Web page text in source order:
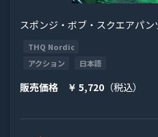
スポンジ・ボブ・スクエアパン
THQ Nordic
アクション
日本語
販売価格 ￥ 5,720 （税込）